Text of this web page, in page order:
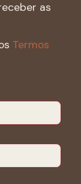
as
Termos